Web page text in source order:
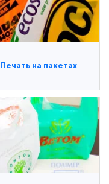
Печать на пакетах